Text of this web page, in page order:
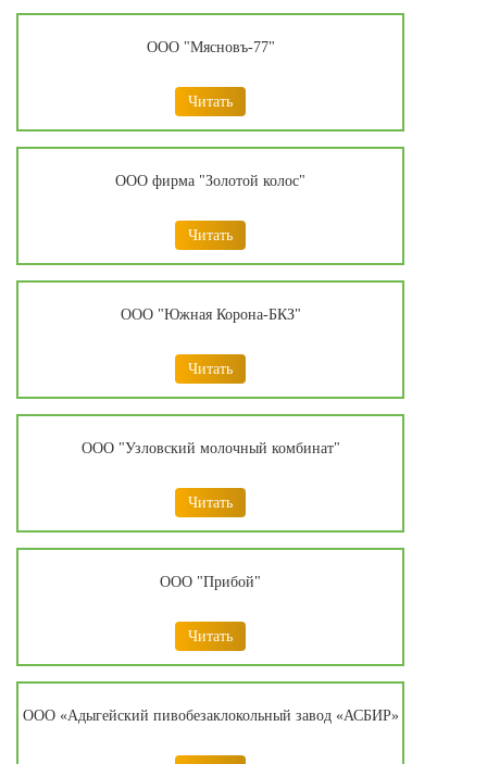
ООО "Мясновъ-77"
Читать
ООО фирма "Золотой колос"
Читать
ООО "Южная Корона-БКЗ"
Читать
ООО "Узловский молочный комбинат"
Читать
ООО "Прибой"
Читать
ООО «Адыгейский пивобезаклокольный завод «АСБИР»